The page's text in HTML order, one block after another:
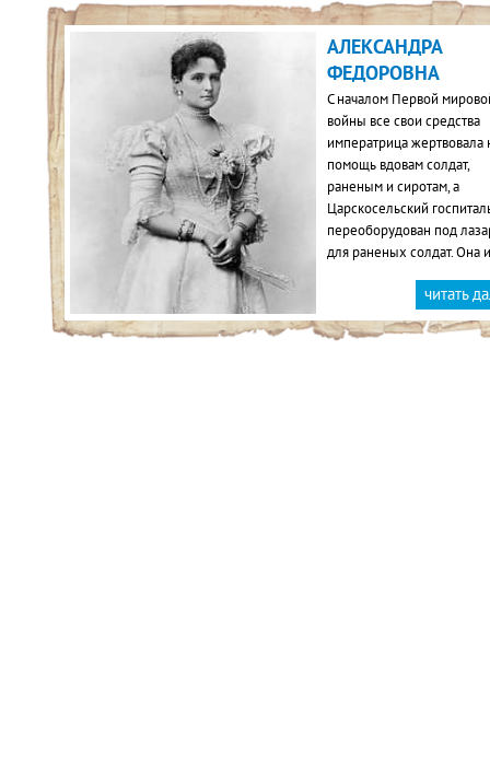
АЛЕКСАНДРА
ФЕДОРОВНА
С началом Первой
войны все свои средства
императрица жертвовала
помощь вдовам солдат,
раненым и сиротам, а
Царскосельский
переоборудован под
для раненых солдат. Она
читать